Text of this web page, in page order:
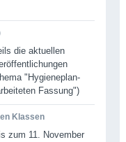
die aktuellen
"Hygieneplan-
Fassung")
Klassen
zum 11. November